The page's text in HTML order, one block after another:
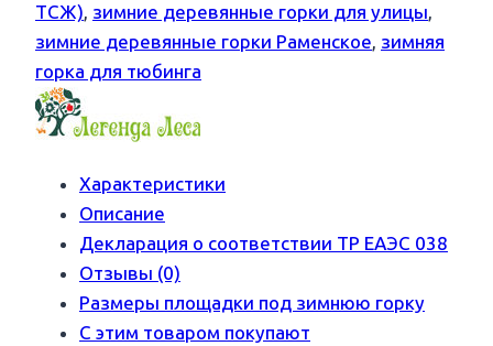
ТСЖ), зимние деревянные горки для улицы,
зимние деревянные горки Раменское, зимняя
горка для тюбинга
Характеристики
Описание
Декларация о соответствии ТР ЕАЭС 038
Отзывы (0)
Размеры площадки под зимнюю горку
С этим товаром покупают